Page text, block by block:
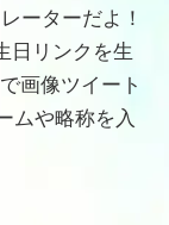
ーターだよ！
日リンクを生
画像ツイート
ムや略称を入